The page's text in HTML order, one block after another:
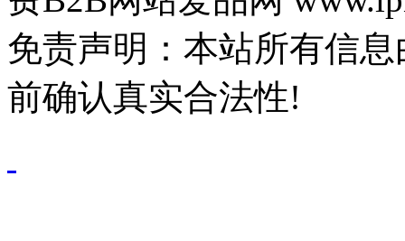
免责声明：本站所有信
前确认真实合法性!